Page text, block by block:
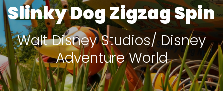
Slinky Dog Zigzag Spin
Walt Disney Studios/ Disney
Adventure World